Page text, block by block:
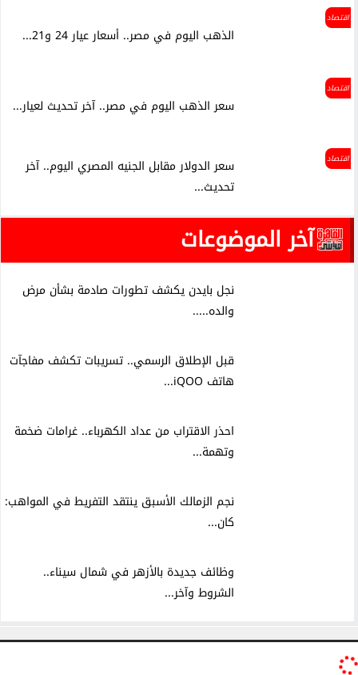
اقتصاد
الذهب اليوم في مصر.. أسعار عيار 24 و21...
اقتصاد
سعر الذهب اليوم في مصر.. آخر تحديث لعيار...
اقتصاد
سعر الدولار مقابل الجنيه المصري اليوم.. آخر
تحديث...
آخر الموضوعات
نجل بايدن يكشف تطورات صادمة بشأن مرض
والده.....
قبل الإطلاق الرسمي.. تسريبات تكشف مفاجآت
هاتف iQOO...
احذر الاقتراب من عداد الكهرباء.. غرامات ضخمة
وتهمة...
نجم الزمالك الأسبق ينتقد التفريط في المواهب:
كان...
وظائف جديدة بالأزهر في شمال سيناء..
الشروط وآخر...